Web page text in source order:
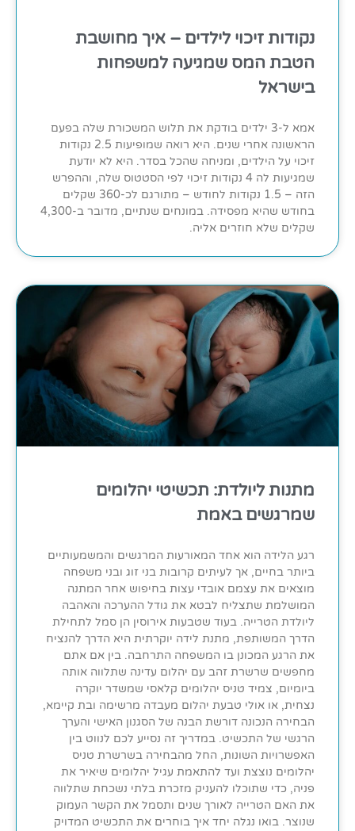
נקודות זיכוי לילדים – איך מחושבת
הטבת המס שמגיעה למשפחות
בישראל
אמא ל-3 ילדים בודקת את תלוש המשכורת שלה בפעם
הראשונה אחרי שנים. היא רואה שמופיעות 2.5 נקודות
זיכוי על הילדים, ומניחה שהכל בסדר. היא לא יודעת
שמגיעות לה 4 נקודות זיכוי לפי הסטטוס שלה, וההפרש
הזה – 1.5 נקודות לחודש – מתורגם לכ-360 שקלים
בחודש שהיא מפסידה. במונחים שנתיים, מדובר ב-4,300
שקלים שלא חוזרים אליה.
מתנות ליולדת: תכשיטי יהלומים
שמרגשים באמת
רגע הלידה הוא אחד המאורעות המרגשים והמשמעותיים
ביותר בחיים, אך לעיתים קרובות בני זוג ובני משפחה
מוצאים את עצמם אובדי עצות בחיפוש אחר המתנה
המושלמת שתצליח לבטא את גודל ההערכה והאהבה
ליולדת הטרייה. בעוד שטבעות אירוסין הן סמל לתחילת
הדרך המשותפת, מתנת לידה יוקרתית היא הדרך להנציח
את הרגע המכונן בו המשפחה התרחבה. בין אם אתם
מחפשים שרשרת זהב עם יהלום עדינה שתלווה אותה
ביומיום, צמיד טניס יהלומים קלאסי שמשדר יוקרה
נצחית, או אולי טבעת יהלום מעבדה מרשימה ובת קיימא,
הבחירה הנכונה דורשת הבנה של הסגנון האישי והערך
הרגשי של התכשיט. במדריך זה נסייע לכם לנווט בין
האפשרויות השונות, החל מהבחירה בשרשרת טניס
יהלומים נוצצת ועד להתאמת עגיל יהלומים שיאיר את
פניה, כדי שתוכלו להעניק מזכרת בלתי נשכחת שתלווה
את האם הטרייה לאורך שנים ותסמל את הקשר העמוק
שנוצר. בואו נגלה יחד איך בוחרים את התכשיט המדויק